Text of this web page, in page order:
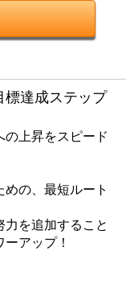
標達成ステップ
の上昇をスピード
の、最短ルート
を追加すること
アップ！